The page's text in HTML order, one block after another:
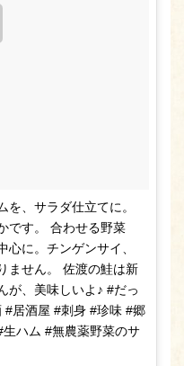
、サラダ仕立てに。
です。 合わせる野菜
に。チンゲンサイ、
ません。 佐渡の鮭は新
が、美味しいよ♪ #だっ
#居酒屋 #刺身 #珍味 #郷
ハム #無農薬野菜のサ